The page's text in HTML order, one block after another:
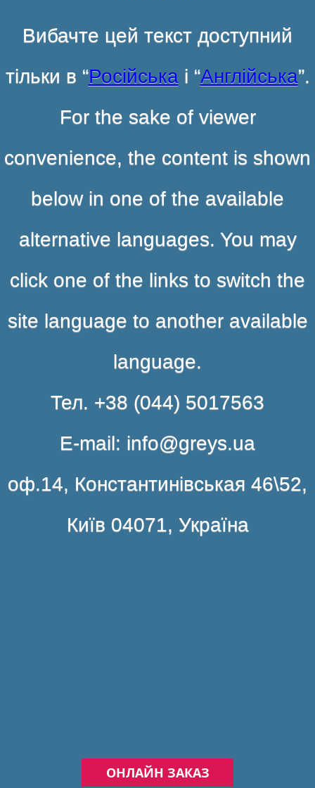
Вибачте цей текст доступний
тільки в “Російськаі “Англійська”.
For the sake of viewer
convenience, the content is shown
below in one of the available
alternative languages. You may
click one of the links to switch the
site language to another available
language.
Тел. +38 (044) 5017563
E-mail: info@greys.ua
оф.14, Константинівськая 46\52,
Київ 04071, Україна
ОНЛАЙН ЗАКАЗ